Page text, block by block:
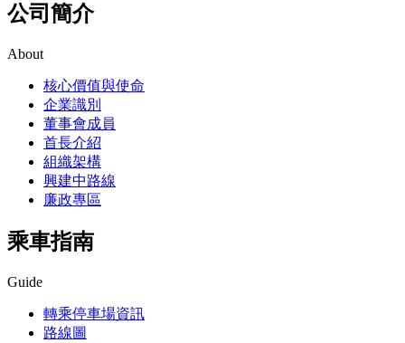
公司簡介
About
核心價值與使命
企業識別
董事會成員
首長介紹
組織架構
興建中路線
廉政專區
乘車指南
Guide
轉乘停車場資訊
路線圖